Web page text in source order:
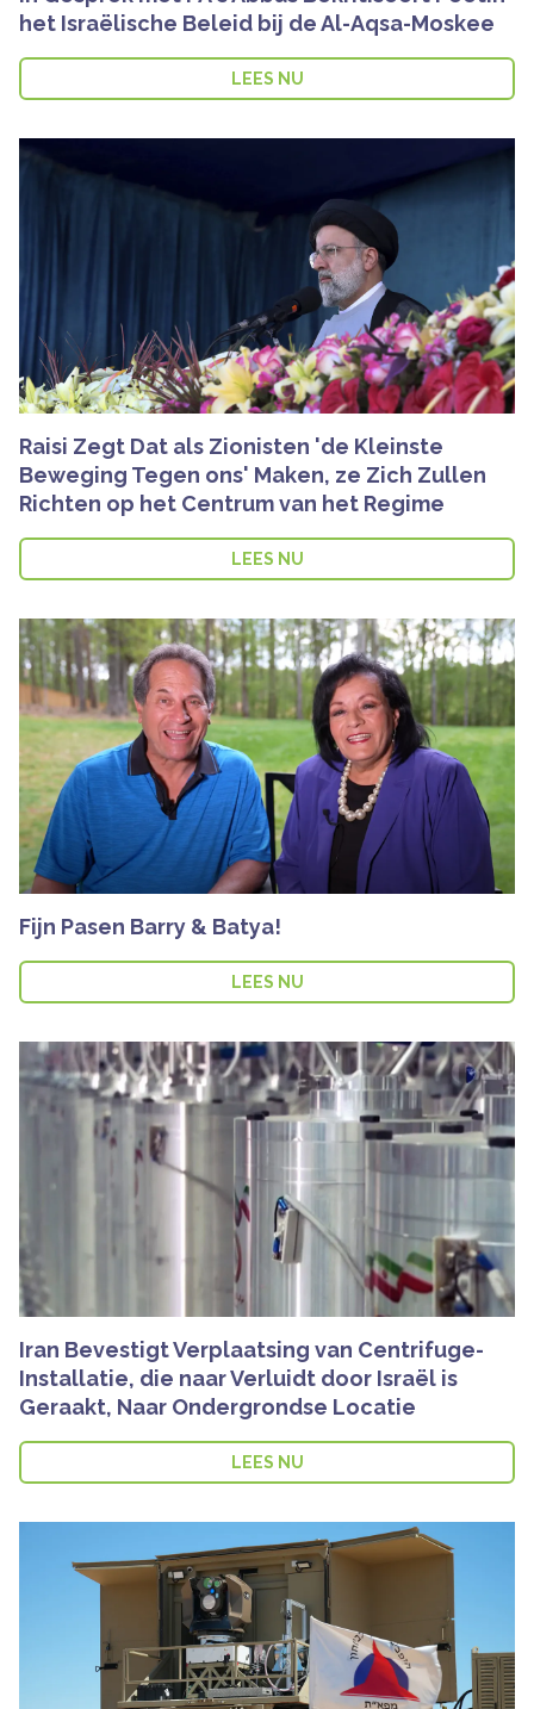
het Israëlische Beleid bij de Al-Aqsa-Moskee
LEES NU
Raisi Zegt Dat als Zionisten 'de Kleinste
Beweging Tegen ons' Maken, ze Zich Zullen
Richten op het Centrum van het Regime
LEES NU
Fijn Pasen Barry & Batya!
LEES NU
Iran Bevestigt Verplaatsing van Centrifuge-
Installatie, die naar Verluidt door Israël is
Geraakt, Naar Ondergrondse Locatie
LEES NU